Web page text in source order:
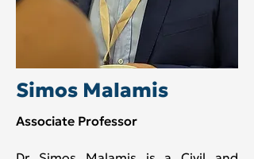
Simos Malamis
Associate Professor